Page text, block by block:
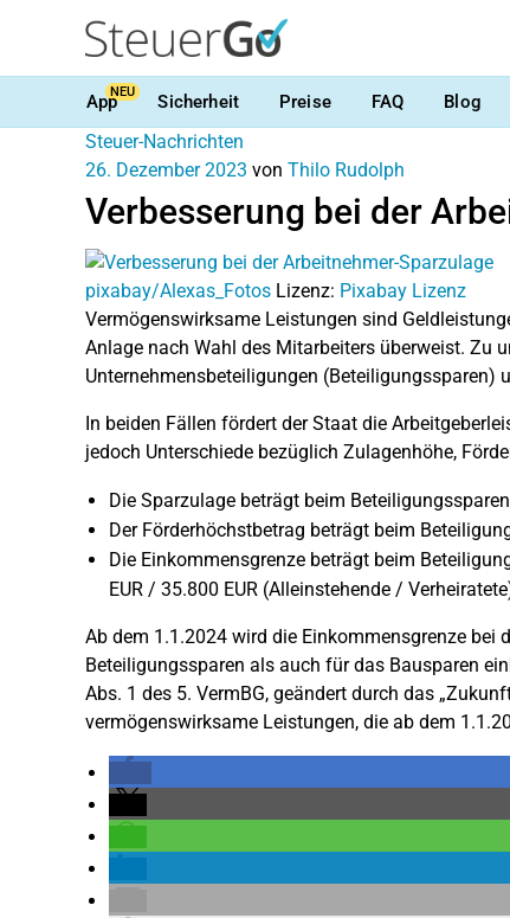
AppNEU Sicherheit Preise FAQ Blog
Steuer-Nachrichten
26. Dezember 2023 von Thilo Rudolph
Verbesserung bei der
pixabay/Alexas_Fotos Lizenz: Pixabay Lizenz
Vermögenswirksame Leistungen sind
Anlage nach Wahl des Mitarbeiters überweist. Zu
Unternehmensbeteiligungen
In beiden Fällen fördert der Staat die
jedoch Unterschiede bezüglich Zulagenhöhe,
Die Sparzulage beträgt beim
Der Förderhöchstbetrag beträgt beim
Die Einkommensgrenze beträgt beim
EUR / 35.800 EUR (Alleinstehende /
Ab dem 1.1.2024 wird die Einkommensgrenze bei
Beteiligungssparen als auch für das Bausparen
Abs. 1 des 5. VermBG, geändert durch das
vermögenswirksame Leistungen, die ab dem